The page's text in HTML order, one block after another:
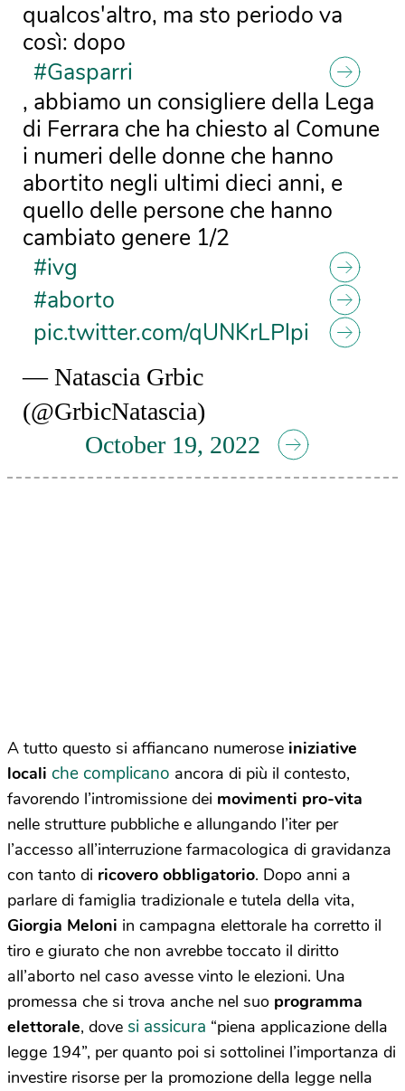
qualcos'altro, ma sto periodo va
così: dopo
#Gasparri
, abbiamo un consigliere della Lega
di Ferrara che ha chiesto al Comune
i numeri delle donne che hanno
abortito negli ultimi dieci anni, e
quello delle persone che hanno
cambiato genere 1/2
#ivg
#aborto
pic.twitter.com/qUNKrLPlpi
— Natascia Grbic
(@GrbicNatascia)
October 19, 2022
A tutto questo si affiancano numerose iniziative
locali che complicano ancora di più il contesto,
favorendo l’intromissione dei movimenti pro-vita
nelle strutture pubbliche e allungando l’iter per
l’accesso all’interruzione farmacologica di gravidanza
con tanto di ricovero obbligatorio. Dopo anni a
parlare di famiglia tradizionale e tutela della vita,
Giorgia Meloni in campagna elettorale ha corretto il
tiro e giurato che non avrebbe toccato il diritto
all’aborto nel caso avesse vinto le elezioni. Una
promessa che si trova anche nel suo programma
elettorale, dove si assicura “piena applicazione della
legge 194”, per quanto poi si sottolinei l’importanza di
investire risorse per la promozione della legge nella